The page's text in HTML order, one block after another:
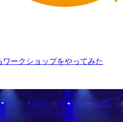
ークショップをやってみた